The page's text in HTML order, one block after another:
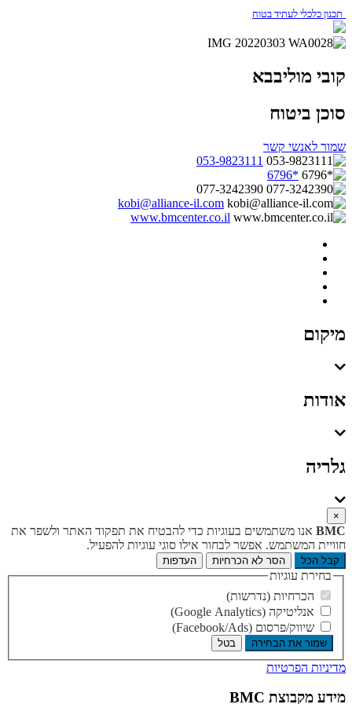
תכנון כלכלי לעתיד בטוח
קובי מוליבבא
סוכן ביטוח
שמור לאנשי קשר
053-9823111
*6796
077-3242390
kobi@alliance-il.com
www.bmcenter.co.il
מיקום
אודות
גלריה
×
BMC אנו משתמשים בעוגיות כדי להבטיח את תפקוד האתר ולשפר את
חוויית המשתמש. אפשר לבחור אילו סוגי עוגיות להפעיל.
קבל הכל הסר לא הכרחיות העדפות
בחירת עוגיות
הכרחיות (נדרשות)
אנליטיקה (Google Analytics)
שיווק/פרסום (Facebook/Ads)
שמור את הבחירה בטל
מדיניות הפרטיות
מידע מקבוצת BMC